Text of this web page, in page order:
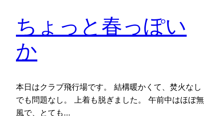
ちょっと春っぽい
か
本日はクラブ飛行場です。 結構暖かくて、焚火なし
でも問題なし。 上着も脱ぎました。 午前中はほぼ無
風で、とても…